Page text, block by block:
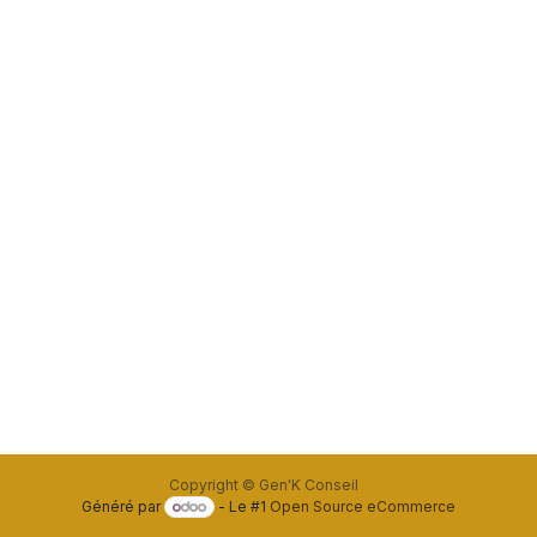
Copyright © Gen'K Conseil
Généré par
- Le #1 Open Source eCommerce